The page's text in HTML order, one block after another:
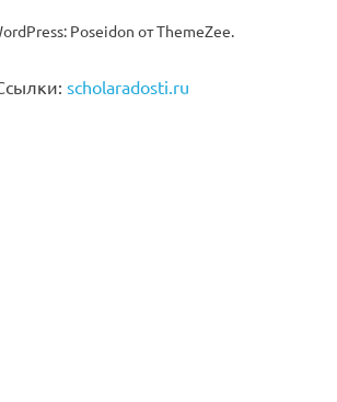
Poseidon от ThemeZee.
scholaradosti.ru